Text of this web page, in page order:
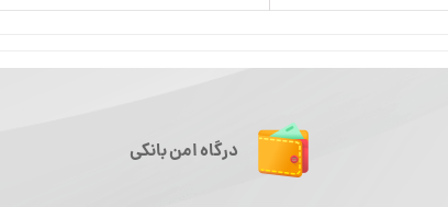
درگاه امن بانکی